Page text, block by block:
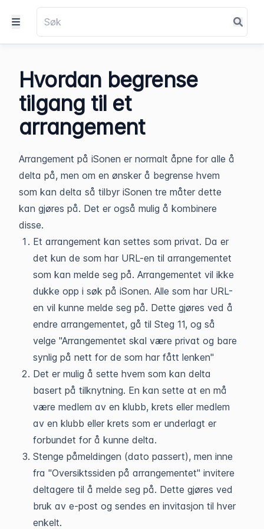
Hvordan begrense
tilgang til et
arrangement
Arrangement på iSonen er normalt åpne for alle å
delta på, men om en ønsker å begrense hvem
som kan delta så tilbyr iSonen tre måter dette
kan gjøres på. Det er også mulig å kombinere
disse.
Et arrangement kan settes som privat. Da er
det kun de som har URL-en til arrangementet
som kan melde seg på. Arrangementet vil ikke
dukke opp i søk på iSonen. Alle som har URL-
en vil kunne melde seg på. Dette gjøres ved å
endre arrangementet, gå til Steg 11, og så
velge "Arrangementet skal være privat og bare
synlig på nett for de som har fått lenken"
Det er mulig å sette hvem som kan delta
basert på tilknytning. En kan sette at en må
være medlem av en klubb, krets eller medlem
av en klubb eller krets som er underlagt er
forbundet for å kunne delta.
Stenge påmeldingen (dato passert), men inne
fra "Oversiktssiden på arrangementet" invitere
deltagere til å melde seg på. Dette gjøres ved
bruk av e-post og sendes en invitasjon til hver
enkelt.